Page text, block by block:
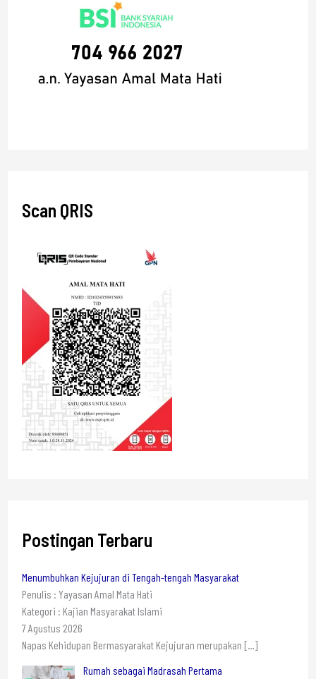
Scan QRIS
Postingan Terbaru
Menumbuhkan Kejujuran di Tengah-tengah Masyarakat
Penulis : Yayasan Amal Mata Hati
Kategori : Kajian Masyarakat Islami
7 Agustus 2026
Napas Kehidupan Bermasyarakat Kejujuran merupakan […]
Rumah sebagai Madrasah Pertama